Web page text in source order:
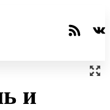
и